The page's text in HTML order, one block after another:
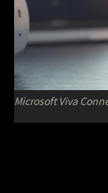
Microsoft Viva